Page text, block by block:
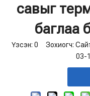
савыг
баглаа
Үзсэн: 0 Зохиогч:
03-